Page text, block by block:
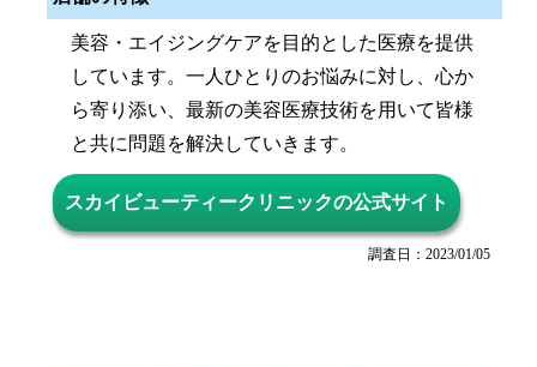
美容・エイジングケアを目的とした医療を提供
しています。一人ひとりのお悩みに対し、心か
ら寄り添い、最新の美容医療技術を用いて皆様
と共に問題を解決していきます。
スカイビューティークリニックの公式サイト
調査日：2023/01/05